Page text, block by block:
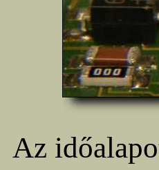
Az